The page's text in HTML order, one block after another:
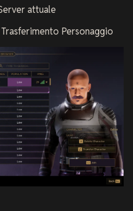
attuale
Personaggio